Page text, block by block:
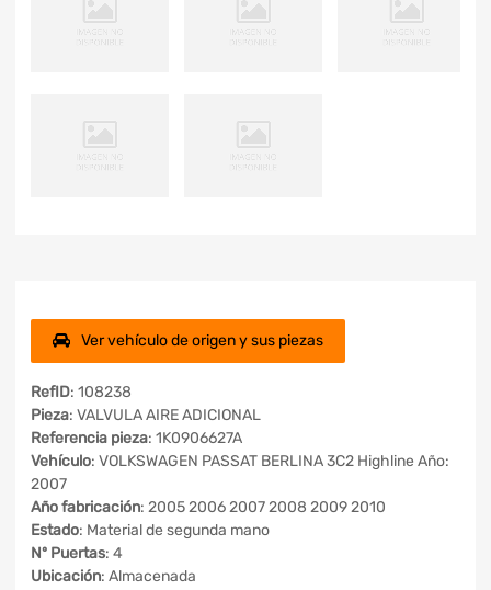
Ver vehículo de origen y sus piezas
RefID: 108238
Pieza: VALVULA AIRE ADICIONAL
Referencia pieza: 1K0906627A
Vehículo: VOLKSWAGEN PASSAT BERLINA 3C2 Highline Año:
2007
Año fabricación: 2005 2006 2007 2008 2009 2010
Estado: Material de segunda mano
Nº Puertas: 4
Ubicación: Almacenada